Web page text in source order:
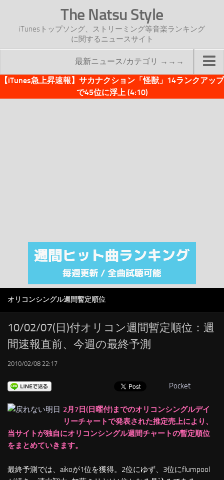
The Natsu Style
iTunesトップソング、ストリーミング等音楽ランキング
に関するニュースサイト
最新ニュース/カテゴリ →→→
TOP
注目カテゴリ
オリジナルiTunes週間トップソング
RSS
LINKS
【iTunes急上昇速報】サカナクション「怪獣」14ランクアップ
で45位に浮上 (4:10)
オリコンシングル週間暫定順位
10/02/07(日)付オリコン週間暫定順位：週
間速報直前、今週の最終予測
2010/02/08 22:17
Pocket
2月7日(日曜付)までのオリコンシングルデイ
リーチャートで発表された推定売上により、
当サイトが独自にオリコンシングル週間チャートの暫定順位
をまとめていきます。
最終予測では、aikoが1位を獲得。2位にゆず、3位にflumpool